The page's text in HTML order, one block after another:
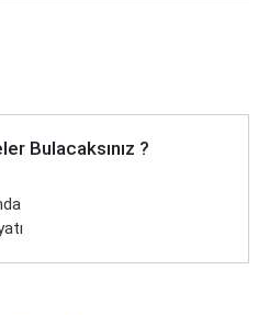
Bulacaksınız ?